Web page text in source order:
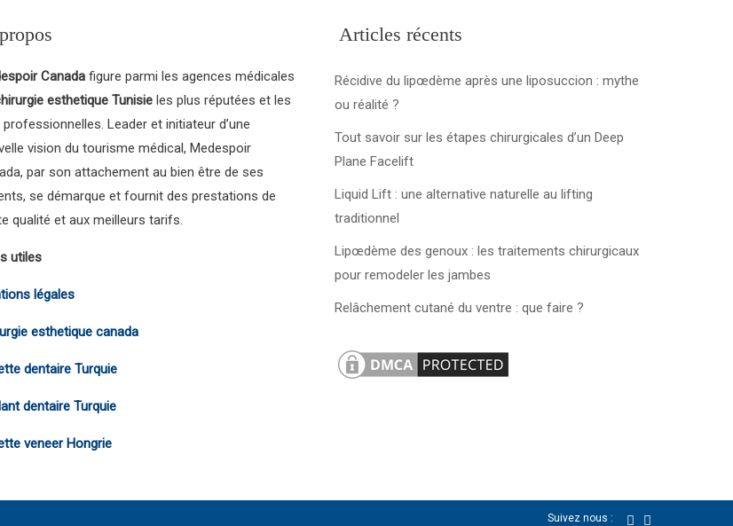
Canada figure parmi les agences médicales
esthetique Tunisie les plus réputées et les
professionnelles. Leader et initiateur d’une
vision du tourisme médical, Medespoir
par son attachement au bien être de ses
se démarque et fournit des prestations de
qualité et aux meilleurs tarifs.
utiles
légales
esthetique canada
dentaire Turquie
dentaire Turquie
veneer Hongrie
Articles récents
Récidive du lipœdème après une liposuccion : mythe
ou réalité ?
Tout savoir sur les étapes chirurgicales d’un Deep
Plane Facelift
Liquid Lift : une alternative naturelle au lifting
traditionnel
Lipœdème des genoux : les traitements chirurgicaux
pour remodeler les jambes
Relâchement cutané du ventre : que faire ?
Suivez nous :